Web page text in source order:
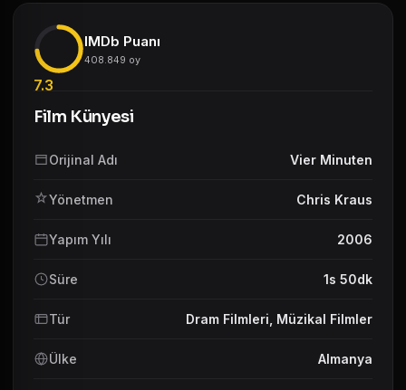
7.3
IMDb Puanı
408.849 oy
Film Künyesi
Orijinal Adı Vier Minuten
Yönetmen Chris Kraus
Yapım Yılı 2006
Süre 1s 50dk
Tür Dram Filmleri, Müzikal Filmler
Ülke Almanya